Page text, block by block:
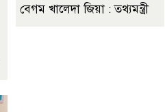
বেগম খালেদা জিয়া : তথ্যমন্ত্রী